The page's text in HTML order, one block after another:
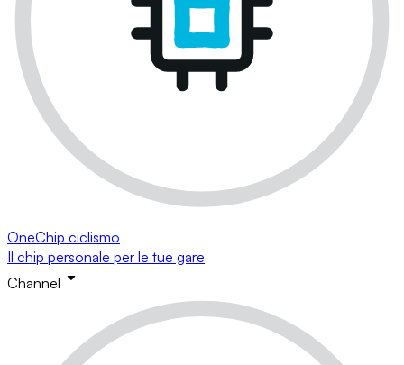
OneChip ciclismo
Il chip personale per le tue gare
Channel